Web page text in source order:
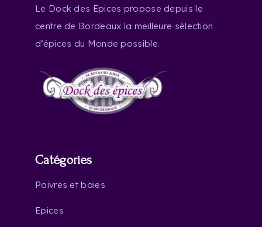
Le Dock des Epices propose depuis le
centre de Bordeaux la meilleure sélection
d’épices du Monde possible.
Catégories
Poivres et baies
Epices